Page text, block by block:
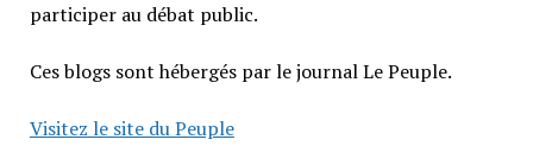
participer au débat public.
Ces blogs sont hébergés par le journal Le Peuple.
Visitez le site du Peuple